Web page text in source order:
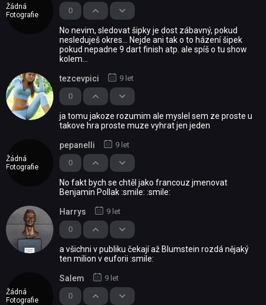
Žádná
Fotografie
0
No nevim, sledovat šipky je dost zábavný, pokud
nesleduješ okres... Nejde ani tak o to házení šipek
pokud nepadne 9 dart finish atp. ale spíš o tu show
kolem...
0
tezcevpici 9 let
ja tomu jakoze rozumim ale myslel sem ze proste u
takove hra proste muze vyhrat jen jeden
Žádná
Fotografie
0
pepanelli 9 let
No fakt bych se chtěl jako francouz jmenovat
Benjamin Pollak :smile: :smile:
0
Harrys 9 let
a všichni v publiku čekají až Blumstein rozdá nějaký
ten milion v euforii :smile:
Žádná
Fotografie
0
Salem 9 let